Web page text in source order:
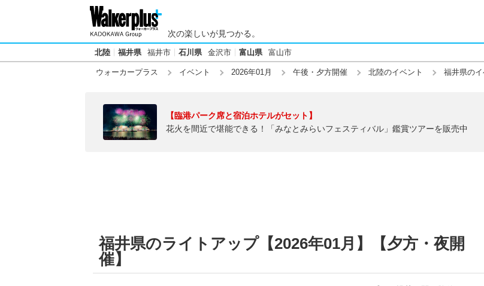
次の楽しいが見つかる。
北陸 福井県 福井市 石川県 金沢市 富山県 富山市
ウォーカープラス イベント 2026年01月 午後・夕方開催 北陸のイベント 福井県のイ
【臨港パーク席と宿泊ホテルがセット】
花火を間近で堪能できる！「みなとみらいフェスティバル」鑑賞ツアーを販売中
福井県のライトアップ【2026年01月】【夕方・夜開
催】